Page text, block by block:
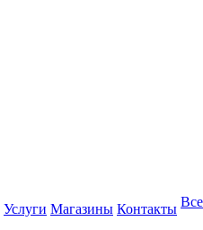
Услуги Магазины Контакты Все